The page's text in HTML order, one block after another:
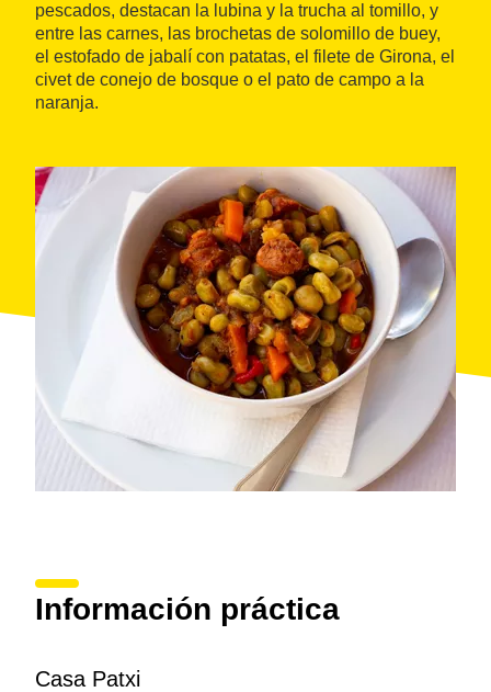
pescados, destacan la lubina y la trucha al tomillo, y
entre las carnes, las brochetas de solomillo de buey,
el estofado de jabalí con patatas, el filete de Girona, el
civet de conejo de bosque o el pato de campo a la
naranja.
Información práctica
Casa Patxi